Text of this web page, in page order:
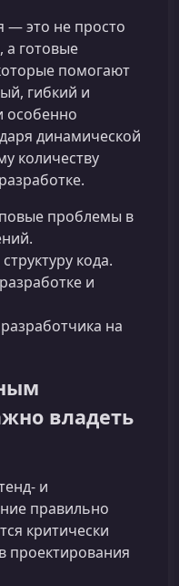
— это не просто
а готовые
помогают
гибкий и
особенно
динамической
количеству
проблемы в
кода.
и
на
владеть
и
правильно
критически
проектирования